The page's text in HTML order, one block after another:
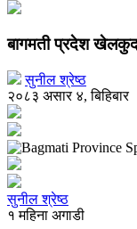
बागमती प्रदेश
सुनील श्रेष्ठ
२०८३ असार ४, बिहिबार
सुनील श्रेष्ठ
१ महिना अगाडी